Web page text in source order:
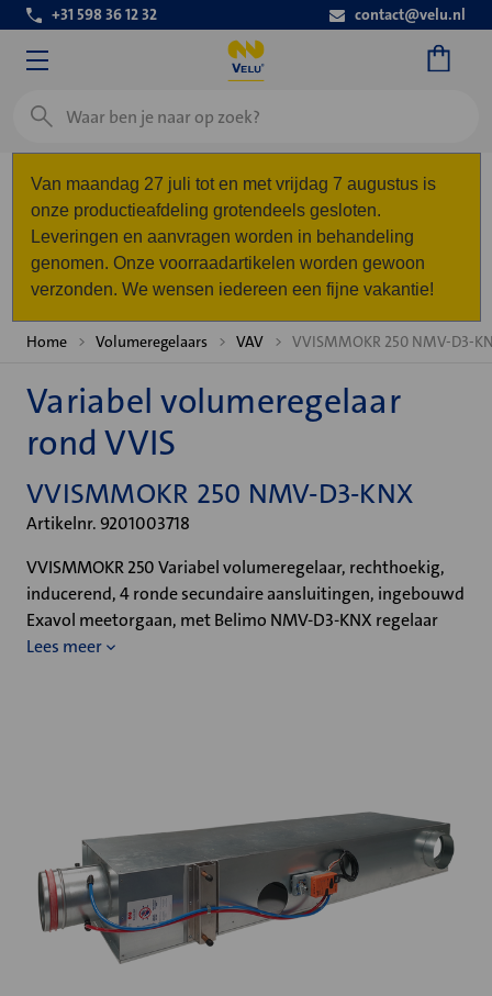
+31 598 36 12 32 contact@velu.nl
Zoeken
Van maandag 27 juli tot en met vrijdag 7 augustus is
onze productieafdeling grotendeels gesloten.
Leveringen en aanvragen worden in behandeling
genomen. Onze voorraadartikelen worden gewoon
verzonden. We wensen iedereen een fijne vakantie!
Home Volumeregelaars VAV VVISMMOKR 250 NMV-D3-
Variabel volumeregelaar
rond VVIS
VVISMMOKR 250 NMV-D3-KNX
Artikelnr. 9201003718
VVISMMOKR 250 Variabel volumeregelaar, rechthoekig,
inducerend, 4 ronde secundaire aansluitingen, ingebouwd
Exavol meetorgaan, met Belimo NMV-D3-KNX regelaar
Lees meer